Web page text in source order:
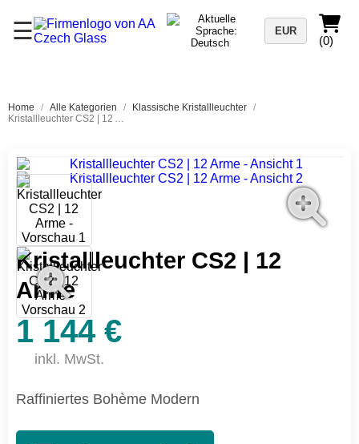
☰ EUR
(0)
Home / Alle Kategorien / Klassische Kristallleuchter /
Kristallleuchter CS2 | 12 Arme
Kristallleuchter CS2 | 12
Arme
1 144 €
inkl. MwSt.
Raffiniertes Bohème Modern